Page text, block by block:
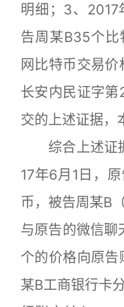
明细；3、2017
告周某B35个
网比特币交易
长安内民证字
交的上述证据，
综合上述证
17年6月1日，
币，被告周某B
与原告的微信
个的价格向原告
某B工商银行卡